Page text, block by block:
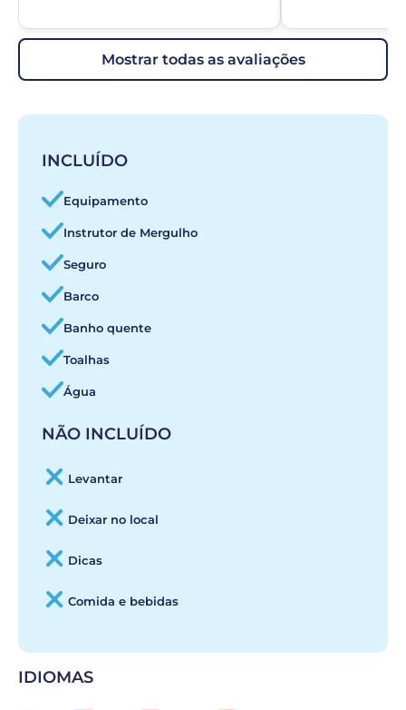
mostrar todas as avaliações
INCLUÍDO
Equipamento
Instrutor de Mergulho
Seguro
Barco
Banho quente
Toalhas
Água
NÃO INCLUÍDO
Levantar
Deixar no local
Dicas
Comida e bebidas
IDIOMAS